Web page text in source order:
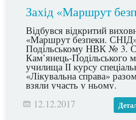
Захід «Маршрут
Відбувся відкритий
«Маршрут безпеки.
Подільському НВК № 3.
Кам’янець-Подільського
училища ІІ курсу
«Лікувальна справа»
взяли участь у ньому.
12.12.2017